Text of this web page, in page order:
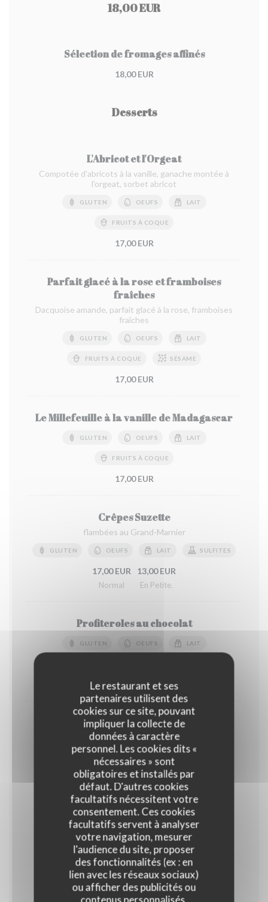
Le restaurant et ses
partenaires utilisent des
cookies sur ce site, pouvant
impliquer la collecte de
données à caractère
personnel. Les cookies dits «
nécessaires » sont
obligatoires et installés par
défaut. D'autres cookies
facultatifs nécessitent votre
consentement. Ces cookies
facultatifs servent à analyser
votre navigation, mesurer
l'audience du site, proposer
des fonctionnalités (ex : en
lien avec les réseaux sociaux)
ou afficher des publicités ou
18,00 EUR
Sélection de fromages affinés
18,00 EUR
Desserts
L'Abricot et l'Orgeat
Compotée d'abricots à la vanille, ganache montée à
l'orgeat, sorbet abricot
GLUTEN OEUFS LAIT
FRUITS À COQUE
17,00 EUR
Parfait glacé à la rose et framboises
fraîches
Dacquoise amande, parfait glacé à la rose, framboises
fraîches
GLUTEN OEUFS LAIT
FRUITS À COQUE SÉSAME
17,00 EUR
Le Millefeuille à la vanille de Madagascar
GLUTEN OEUFS LAIT
FRUITS À COQUE
17,00 EUR
Crêpes Suzette
flambées au Grand-Marnier
GLUTEN OEUFS LAIT SULFITES
17,00 EUR
Normal
13,00 EUR
En Petite.
Profiteroles au chocolat
GLUTEN OEUFS LAIT
10,50 EUR 14,00 EUR
Coupe de fruits rouges
18,00 EUR
Normal
Glaces et sorbets
Parfum glaces : Vanille, Chocolat noir, Café, ,Pistache
Parfum sorbets : Framboise, abricot, citron jaune,
verveine
Glaces et sorbets "Maison"
Glaces : Vanille, Café, Chocolat Sorbets : Citron vert,
Mangue, Abricot, Framboise, Noix de coco